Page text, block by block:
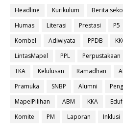
Headline Kurikulum Berita
Humas
Literasi Prestasi P5
Kombel
Adiwiyata PPDB
LintasMapel
PPL Perpustakaan
TKA
Kelulusan Ramadhan
Pramuka
SNBP Alumni
MapelPilihan
ABM KKA
Komite
PM Laporan Inklusi